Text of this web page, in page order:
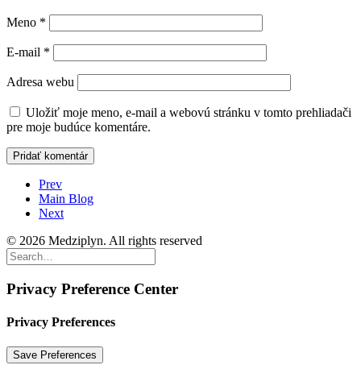
Meno *
E-mail *
Adresa webu
Uložiť moje meno, e-mail a webovú stránku v tomto prehliadači
pre moje budúce komentáre.
Prev
Main Blog
Next
© 2026 Medziplyn. All rights reserved
Privacy Preference Center
Privacy Preferences